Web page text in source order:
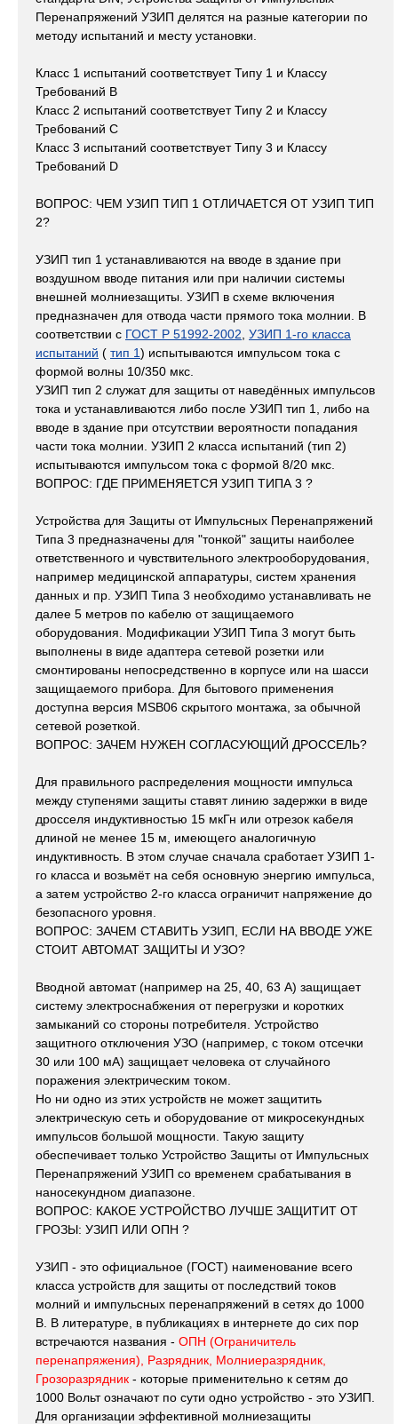
Перенапряжений УЗИП делятся на разные категории по
методу испытаний и месту установки.
Класс 1 испытаний соответствует Типу 1 и Классу
Требований B
Класс 2 испытаний соответствует Типу 2 и Классу
Требований C
Класс 3 испытаний соответствует Типу 3 и Классу
Требований D
ВОПРОС: ЧЕМ УЗИП ТИП 1 ОТЛИЧАЕТСЯ ОТ УЗИП ТИП
2?
УЗИП тип 1 устанавливаются на вводе в здание при
воздушном вводе питания или при наличии системы
внешней молниезащиты. УЗИП в схеме включения
предназначен для отвода части прямого тока молнии. В
соответствии с ГОСТ Р 51992-2002 УЗИП 1-го класса
испытаний ( тип 1) испытываются импульсом тока с
формой волны 10/350 мкс.
УЗИП тип 2 служат для защиты от наведённых импульсов
тока и устанавливаются либо после УЗИП тип 1, либо на
вводе в здание при отсутствии вероятности попадания
части тока молнии. УЗИП 2 класса испытаний (тип 2)
испытываются импульсом тока с формой 8/20 мкс.
ВОПРОС: ГДЕ ПРИМЕНЯЕТСЯ УЗИП ТИПА 3 ?
Устройства для Защиты от Импульсных Перенапряжений
Типа 3 предназначены для "тонкой" защиты наиболее
ответственного и чувствительного электрооборудования,
например медицинской аппаратуры, систем хранения
данных и пр. УЗИП Типа 3 необходимо устанавливать не
далее 5 метров по кабелю от защищаемого
оборудования. Модификации УЗИП Типа 3 могут быть
выполнены в виде адаптера сетевой розетки или
смонтированы непосредственно в корпусе или на шасси
защищаемого прибора. Для бытового применения
доступна версия MSB06 скрытого монтажа, за обычной
сетевой розеткой.
ВОПРОС: ЗАЧЕМ НУЖЕН СОГЛАСУЮЩИЙ ДРОССЕЛЬ?
Для правильного распределения мощности импульса
между ступенями защиты ставят линию задержки в виде
дросселя индуктивностью 15 мкГн или отрезок кабеля
длиной не менее 15 м, имеющего аналогичную
индуктивность. В этом случае сначала сработает УЗИП 1-
го класса и возьмёт на себя основную энергию импульса,
а затем устройство 2-го класса ограничит напряжение до
безопасного уровня.
ВОПРОС: ЗАЧЕМ СТАВИТЬ УЗИП, ЕСЛИ НА ВВОДЕ УЖЕ
СТОИТ АВТОМАТ ЗАЩИТЫ И УЗО?
Вводной автомат (например на 25, 40, 63 А) защищает
систему электроснабжения от перегрузки и коротких
замыканий со стороны потребителя. Устройство
защитного отключения УЗО (например, с током отсечки
30 или 100 мА) защищает человека от случайного
поражения электрическим током.
Но ни одно из этих устройств не может защитить
электрическую сеть и оборудование от микросекундных
импульсов большой мощности. Такую защиту
обеспечивает только Устройство Защиты от Импульсных
Перенапряжений УЗИП со временем срабатывания в
наносекундном диапазоне.
ВОПРОС: КАКОЕ УСТРОЙСТВО ЛУЧШЕ ЗАЩИТИТ ОТ
ГРОЗЫ: УЗИП ИЛИ ОПН ?
УЗИП - это официальное (ГОСТ) наименование всего
класса устройств для защиты от последствий токов
молний и импульсных перенапряжений в сетях до 1000
В. В литературе, в публикациях в интернете до сих пор
встречаются названия - ОПН (Ограничитель
перенапряжения), Разрядник, Молниеразрядник,
Грозоразрядник - которые применительно к сетям до
1000 Вольт означают по сути одно устройство - это УЗИП.
Для организации эффективной молниезащиты